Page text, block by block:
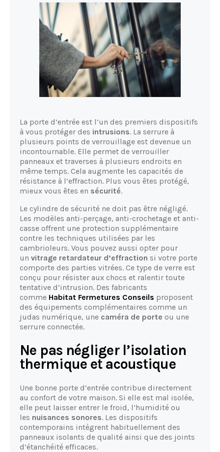
La porte d’entrée est l’un des premiers dispositifs
à vous protéger des intrusions. La serrure à
plusieurs points de verrouillage est devenue un
incontournable. Elle permet de verrouiller
panneaux et traverses à plusieurs endroits en
même temps. Cela augmente les capacités de
résistance à l’effraction. Plus vous êtes protégé,
mieux vous êtes en sécurité.
Le cylindre de sécurité ne doit pas être négligé.
Les modèles anti-perçage, anti-crochetage et anti-
casse offrent une protection supplémentaire
contre les techniques utilisées par les
cambrioleurs. Vous pouvez aussi opter pour
un vitrage retardateur d’effraction si votre porte
comporte des parties vitrées. Ce type de verre est
conçu pour résister aux chocs et ralentir toute
tentative d’intrusion. Des fabricants
comme Habitat Fermetures Conseils proposent
des équipements complémentaires comme un
judas numérique, une caméra de porte ou une
serrure connectée.
Ne pas négliger l’isolation
thermique et acoustique
Une bonne porte d’entrée contribue directement
au confort de votre maison. Si elle est mal isolée,
elle peut laisser entrer le froid, l’humidité ou
les nuisances sonores. Les dispositifs
contemporains intègrent habituellement des
panneaux isolants de qualité ainsi que des joints
d’étanchéité efficaces.